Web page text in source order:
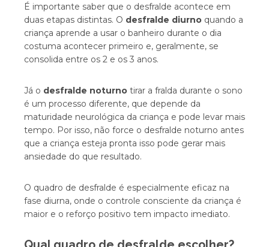
É importante saber que o desfralde acontece em
duas etapas distintas. O desfralde diurnoquando a
criança aprende a usar o banheiro durante o dia
costuma acontecer primeiro e, geralmente, se
consolida entre os 2 e os 3 anos.
Já o desfralde noturnotirar a fralda durante o sono
é um processo diferente, que depende da
maturidade neurológica da criança e pode levar mais
tempo. Por isso, não force o desfralde noturno antes
que a criança esteja pronta isso pode gerar mais
ansiedade do que resultado.
O quadro de desfralde é especialmente eficaz na
fase diurna, onde o controle consciente da criança é
maior e o reforço positivo tem impacto imediato.